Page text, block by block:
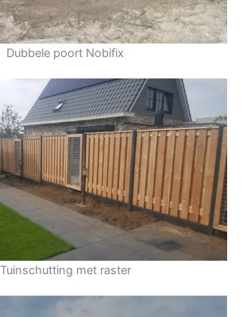
Dubbele poort Nobifix
Tuinschutting met raster